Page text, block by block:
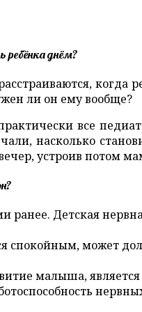
ребёнка днём?
когда
ли он ему вообще?
все
насколько
устроив потом
Детская
может
малыша,